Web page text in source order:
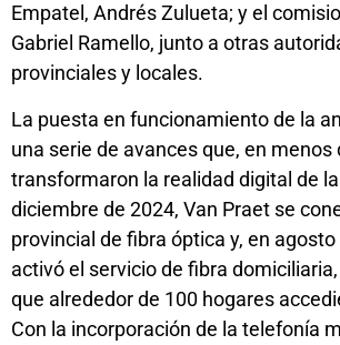
Empatel, Andrés Zulueta; y el
Gabriel Ramello, junto a otras
provinciales y locales.
La puesta en funcionamiento de la
una serie de avances que, en menos
transformaron la realidad digital de
diciembre de 2024, Van Praet se
provincial de fibra óptica y, en agosto
activó el servicio de fibra
que alrededor de 100 hogares
Con la incorporación de la telefonía